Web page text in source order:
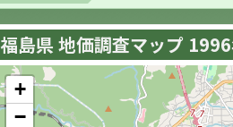
福島県 地価調査マップ
+
−